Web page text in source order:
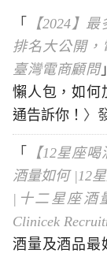
「
【2024】
排名大公開，
臺灣電商顧問
懶人包，如何
通告訴你！ 〉
「
【12星座
酒量如何 |12
|十二星座酒
Clinicek
酒量及酒品最